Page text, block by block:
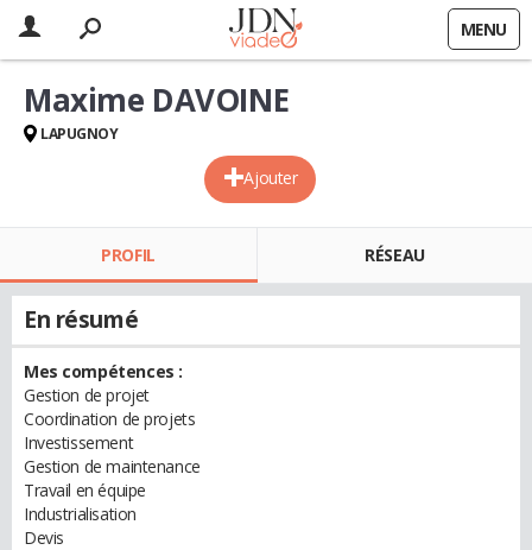
MENU
Ajouter
Maxime DAVOINE
LAPUGNOY
PROFIL RÉSEAU
En résumé
Mes compétences :
Gestion de projet
Coordination de projets
Investissement
Gestion de maintenance
Travail en équipe
Industrialisation
Devis